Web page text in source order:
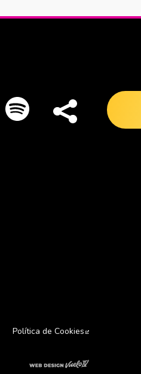
en nueva ventana
Abre en nueva ventana
en nueva ventana
Política de Cookies